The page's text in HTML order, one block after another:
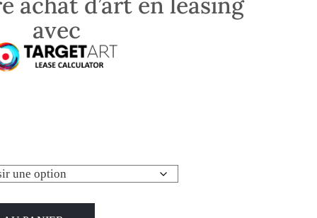
avec